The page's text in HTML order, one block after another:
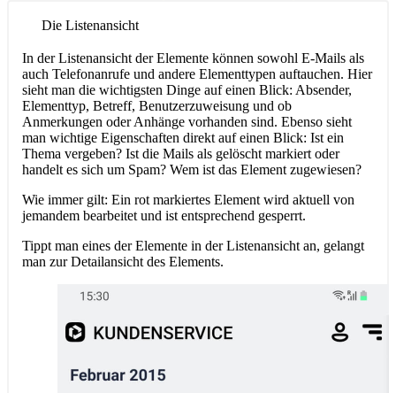
Die Listenansicht
In der Listenansicht der Elemente können sowohl E-Mails als
auch Telefonanrufe und andere Elementtypen auftauchen. Hier
sieht man die wichtigsten Dinge auf einen Blick: Absender,
Elementtyp, Betreff, Benutzerzuweisung und ob
Anmerkungen oder Anhänge vorhanden sind. Ebenso sieht
man wichtige Eigenschaften direkt auf einen Blick: Ist ein
Thema vergeben? Ist die Mails als gelöscht markiert oder
handelt es sich um Spam? Wem ist das Element zugewiesen?
Wie immer gilt: Ein rot markiertes Element wird aktuell von
jemandem bearbeitet und ist entsprechend gesperrt.
Tippt man eines der Elemente in der Listenansicht an, gelangt
man zur Detailansicht des Elements.